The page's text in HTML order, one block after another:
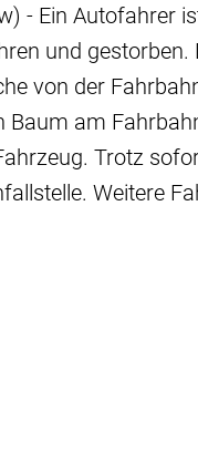
- Ein Autofahrer
und
von der
Baum am
Trotz
Weitere